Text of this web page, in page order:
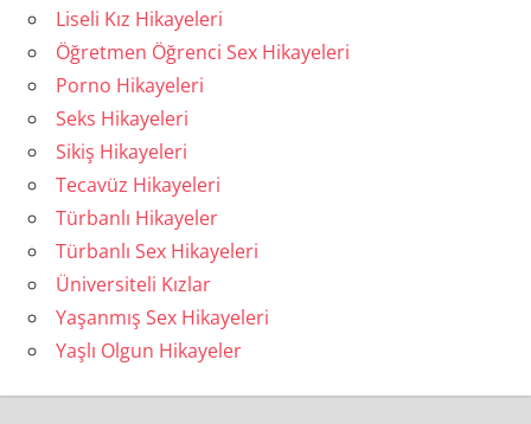
Liseli Kız Hikayeleri
Öğretmen Öğrenci Sex Hikayeleri
Porno Hikayeleri
Seks Hikayeleri
Sikiş Hikayeleri
Tecavüz Hikayeleri
Türbanlı Hikayeler
Türbanlı Sex Hikayeleri
Üniversiteli Kızlar
Yaşanmış Sex Hikayeleri
Yaşlı Olgun Hikayeler